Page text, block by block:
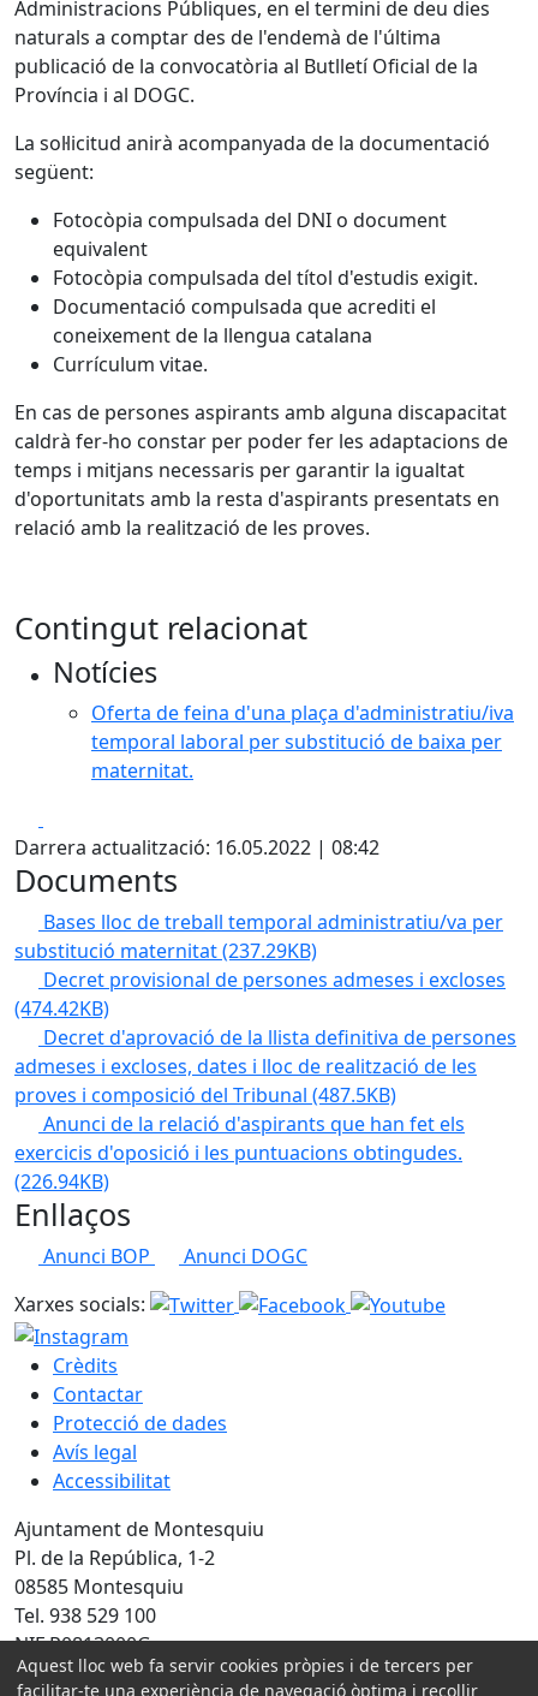
Administracions Públiques, en el termini de deu dies
naturals a comptar des de l'endemà de l'última
publicació de la convocatòria al Butlletí Oficial de la
Província i al DOGC.
La sol·licitud anirà acompanyada de la documentació
següent:
Fotocòpia compulsada del DNI o document
equivalent
Fotocòpia compulsada del títol d'estudis exigit.
Documentació compulsada que acrediti el
coneixement de la llengua catalana
Currículum vitae.
En cas de persones aspirants amb alguna discapacitat
caldrà fer-ho constar per poder fer les adaptacions de
temps i mitjans necessaris per garantir la igualtat
d'oportunitats amb la resta d'aspirants presentats en
relació amb la realització de les proves.
Contingut relacionat
Notícies
Oferta de feina d'una plaça d'administratiu/iva
temporal laboral per substitució de baixa per
maternitat.
Darrera actualització: 16.05.2022 | 08:42
Documents
Bases lloc de treball temporal administratiu/va per
substitució maternitat(237.29KB)
Decret provisional de persones admeses i excloses
(474.42KB)
Decret d'aprovació de la llista definitiva de persones
admeses i excloses, dates i lloc de realització de les
proves i composició del Tribunal (487.5KB)
Anunci de la relació d'aspirants que han fet els
exercicis d'oposició i les puntuacions obtingudes.
(226.94KB)
Enllaços
Anunci BOP
Anunci DOGC
Xarxes socials:
Crèdits
Contactar
Protecció de dades
Avís legal
Accessibilitat
Ajuntament de Montesquiu
Pl. de la República, 1-2
08585 Montesquiu
Tel. 938 529 100
NIF P0813000G
Aquest lloc web fa servir cookies pròpies i de tercers per
facilitar-te una experiència de navegació òptima i recollir